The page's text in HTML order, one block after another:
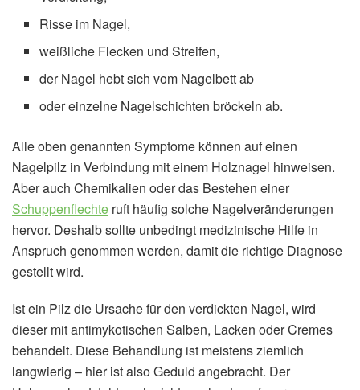
Risse im Nagel,
weißliche Flecken und Streifen,
der Nagel hebt sich vom Nagelbett ab
oder einzelne Nagelschichten bröckeln ab.
Alle oben genannten Symptome können auf einen
Nagelpilz in Verbindung mit einem Holznagel hinweisen.
Aber auch Chemikalien oder das Bestehen einer
Schuppenflechte ruft häufig solche Nagelveränderungen
hervor. Deshalb sollte unbedingt medizinische Hilfe in
Anspruch genommen werden, damit die richtige Diagnose
gestellt wird.
Ist ein Pilz die Ursache für den verdickten Nagel, wird
dieser mit antimykotischen Salben, Lacken oder Cremes
behandelt. Diese Behandlung ist meistens ziemlich
langwierig – hier ist also Geduld angebracht. Der